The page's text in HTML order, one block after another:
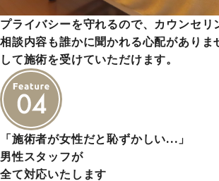
プライバシーを守れるので、カウンセリ
相談内容も誰かに聞かれる心配がありま
して施術を受けていただけます。
「施術者が女性だと恥ずかしい…」
男性スタッフが
全て対応いたします